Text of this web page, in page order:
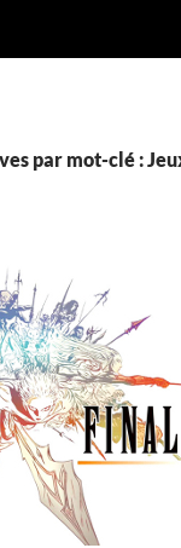
par mot-clé :